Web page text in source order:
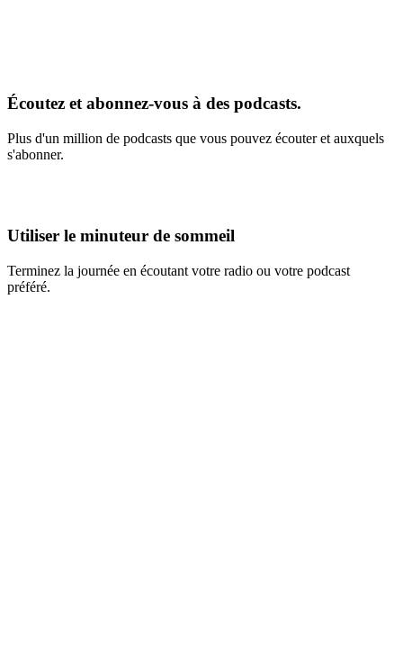
Écoutez et abonnez-vous à des podcasts.
Plus d'un million de podcasts que vous pouvez écouter et auxquels
s'abonner.
Utiliser le minuteur de sommeil
Terminez la journée en écoutant votre radio ou votre podcast
préféré.